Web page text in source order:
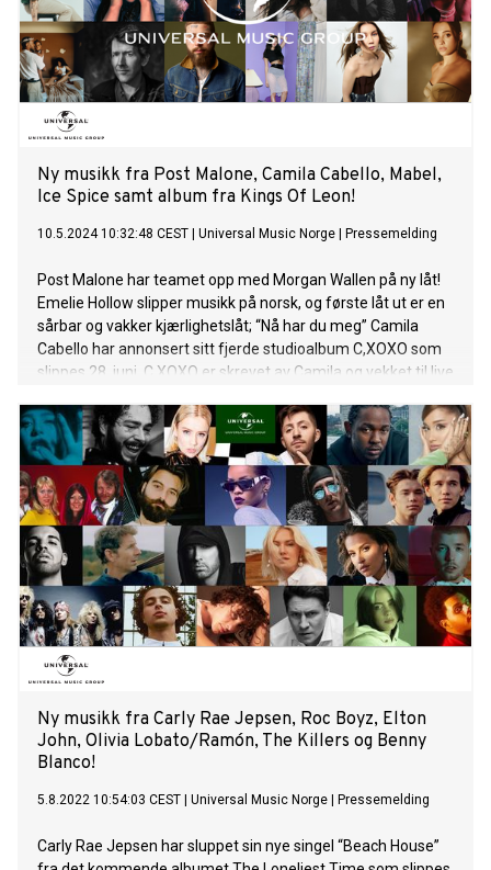
and unique is the only way to describe the hot new girl group
that is KATSEYE”. Det vil bli sluppet en dokumentarserie på
Netflix senere i år hvor vi får se prosessen med å finne de
seks medlemmene av KATSEYE. I dag slapp Imagine
Dragons det nye albumet LOOM. Albumet slippes ti år etter
deres gjennombrudd og er produsert av
Ny musikk fra Post Malone, Camila Cabello, Mabel,
Ice Spice samt album fra Kings Of Leon!
10.5.2024 10:32:48 CEST Universal Music Norge Pressemelding
Post Malone har teamet opp med Morgan Wallen på ny låt!
Emelie Hollow slipper musikk på norsk, og første låt ut er en
sårbar og vakker kjærlighetslåt; “Nå har du meg” Camila
Cabello har annonsert sitt fjerde studioalbum C,XOXO som
slippes 28. juni. C,XOXO er skrevet av Camila og vekket til live
og medprodusent Jasper Harris (Lil Nas X, Baby Keem, Jack
Harlow). I forbindelse med albumnyheter slipper hun også
singelen “HE KNOWS” med Lil Nas X. Camila beskriver
C,XOXO som å ha "en emosjonell umiddelbarhet og råhet"
og fortsetter med å proklamere albumet som hennes
"dristigeste soloalbum". Rap-prinsessen Ice Spice slapp i dag
låten “Gimmie A Light”, som er første offisielle singel fra
hennes kommende debutalbum Y2K. Produsert av Ice
Spices mangeårige samarbeidspartner RiotUSA, som også
håndterte produksjonen på "Munch (Feelin U)". “Gimmie A
Light” sentrerer om en sample fra dancehall-legenden Sean
Pauls monsterhit “Gimme the Light”
Ny musikk fra Carly Rae Jepsen, Roc Boyz, Elton
John, Olivia Lobato/Ramón, The Killers og Benny
Blanco!
5.8.2022 10:54:03 CEST Universal Music Norge Pressemelding
Carly Rae Jepsen har sluppet sin nye singel “Beach House”